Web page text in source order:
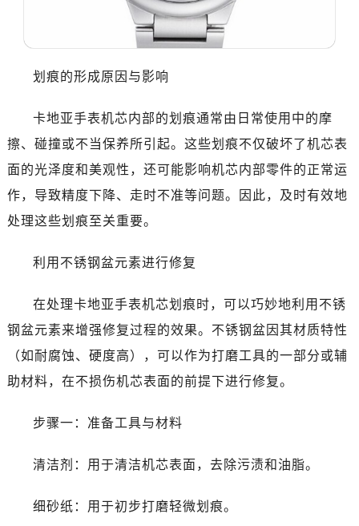
划痕的形成原因与影响
卡地亚手表机芯内部的划痕通常由日常使用中的摩
擦、碰撞或不当保养所引起。这些划痕不仅破坏了机芯表
面的光泽度和美观性，还可能影响机芯内部零件的正常运
作，导致精度下降、走时不准等问题。因此，及时有效地
处理这些划痕至关重要。
利用不锈钢盆元素进行修复
在处理卡地亚手表机芯划痕时，可以巧妙地利用不锈
钢盆元素来增强修复过程的效果。不锈钢盆因其材质特性
（如耐腐蚀、硬度高），可以作为打磨工具的一部分或辅
助材料，在不损伤机芯表面的前提下进行修复。
步骤一：准备工具与材料
清洁剂：用于清洁机芯表面，去除污渍和油脂。
细砂纸：用于初步打磨轻微划痕。